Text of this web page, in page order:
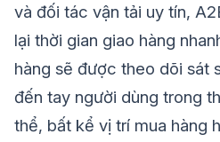
và đối tác vận tải uy tín,
lại thời gian giao hàng
hàng sẽ được theo dõi sát
đến tay người dùng trong
thể, bất kể vị trí mua hàng